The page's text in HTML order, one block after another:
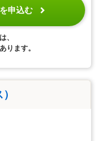
申込む
、
ります。